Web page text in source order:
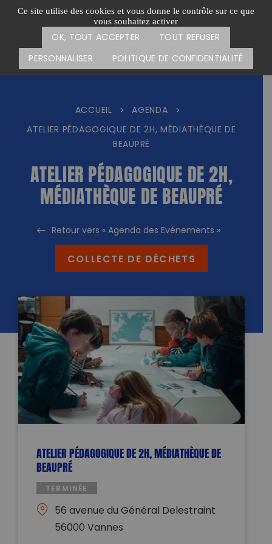
Ce site utilise des cookies et vous donne le contrôle sur ce que
vous souhaitez activer
OK, TOUT ACCEPTER
TOUT REFUSER
PERSONNALISER
POLITIQUE DE CONFIDENTIALITÉ
Passer
Menu
CARTE DES ACTIONS FAIRE UN DON
ACCUEIL > AGENDA
>
ATELIER PÉDAGOGIQUE DE 2H, MÉDIATHÈQUE DE
BEAUPRÉ
ATELIER PÉDAGOGIQUE DE 2H,
MÉDIATHÈQUE DE BEAUPRÉ
Retour vers « Agenda des Evénements »
COLLECTE DE DÉCHETS
ATELIER PÉDAGOGIQUE DE 2H, MÉDIATHÈQUE DE
BEAUPRÉ
TERMINÉE
56 avenue du Général Delestraint
56000 Vannes